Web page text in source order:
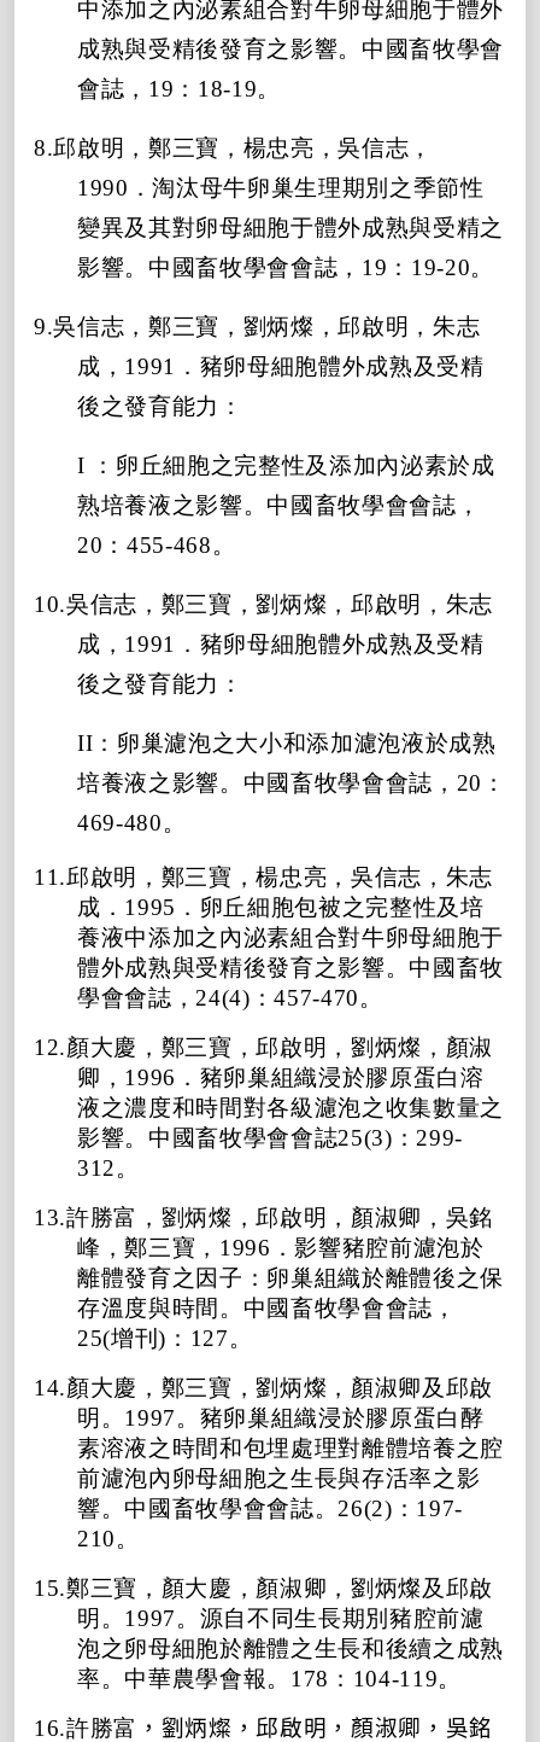
中添加之內泌素組合對牛卵母細胞于體外
成熟與受精後發育之影響。中國畜牧學會
會誌，19：18-19。
8.邱啟明，鄭三寶，楊忠亮，吳信志，
1990．淘汰母牛卵巢生理期別之季節性
變異及其對卵母細胞于體外成熟與受精之
影響。中國畜牧學會會誌，19：19-20。
9.吳信志，鄭三寶，劉炳燦，邱啟明，朱志
成，1991．豬卵母細胞體外成熟及受精
後之發育能力：
I ：卵丘細胞之完整性及添加內泌素於成
熟培養液之影響。中國畜牧學會會誌，
20：455-468。
10.吳信志，鄭三寶，劉炳燦，邱啟明，朱志
成，1991．豬卵母細胞體外成熟及受精
後之發育能力：
II：卵巢濾泡之大小和添加濾泡液於成熟
培養液之影響。中國畜牧學會會誌，20：
469-480。
11.邱啟明，鄭三寶，楊忠亮，吳信志，朱志
成．1995．卵丘細胞包被之完整性及培
養液中添加之內泌素組合對牛卵母細胞于
體外成熟與受精後發育之影響。中國畜牧
學會會誌，24(4)：457-470。
12.顏大慶，鄭三寶，邱啟明，劉炳燦，顏淑
卿，1996．豬卵巢組織浸於膠原蛋白溶
液之濃度和時間對各級濾泡之收集數量之
影響。中國畜牧學會會誌25(3)：299-
312。
13.許勝富，劉炳燦，邱啟明，顏淑卿，吳銘
峰，鄭三寶，1996．影響豬腔前濾泡於
離體發育之因子：卵巢組織於離體後之保
存溫度與時間。中國畜牧學會會誌，
25(增刊)：127。
14.顏大慶，鄭三寶，劉炳燦，顏淑卿及邱啟
明。1997。豬卵巢組織浸於膠原蛋白酵
素溶液之時間和包埋處理對離體培養之腔
前濾泡內卵母細胞之生長與存活率之影
響。中國畜牧學會會誌。26(2)：197-
210。
15.鄭三寶，顏大慶，顏淑卿，劉炳燦及邱啟
明。1997。源自不同生長期別豬腔前濾
泡之卵母細胞於離體之生長和後續之成熟
率。中華農學會報。178：104-119。
16.許勝富 ，劉炳燦，邱啟明，顏淑卿，吳銘